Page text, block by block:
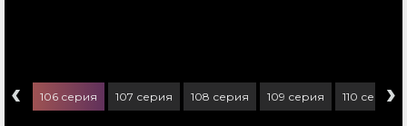
‹ 106 серия 107 серия 108 серия 109 серия 110 серия
›